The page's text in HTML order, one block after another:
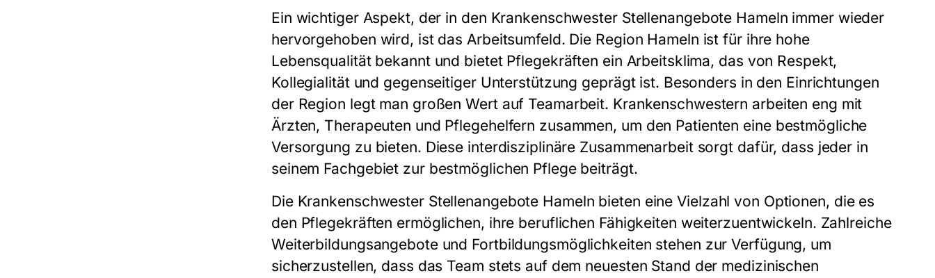
Ein wichtiger Aspekt, der in den Krankenschwester Stellenangebote Hameln immer wieder
hervorgehoben wird, ist das Arbeitsumfeld. Die Region Hameln ist für ihre hohe
Lebensqualität bekannt und bietet Pflegekräften ein Arbeitsklima, das von Respekt,
Kollegialität und gegenseitiger Unterstützung geprägt ist. Besonders in den Einrichtungen
der Region legt man großen Wert auf Teamarbeit. Krankenschwestern arbeiten eng mit
Ärzten, Therapeuten und Pflegehelfern zusammen, um den Patienten eine bestmögliche
Versorgung zu bieten. Diese interdisziplinäre Zusammenarbeit sorgt dafür, dass jeder in
seinem Fachgebiet zur bestmöglichen Pflege beiträgt.
Die Krankenschwester Stellenangebote Hameln bieten eine Vielzahl von Optionen, die es
den Pflegekräften ermöglichen, ihre beruflichen Fähigkeiten weiterzuentwickeln. Zahlreiche
Weiterbildungsangebote und Fortbildungsmöglichkeiten stehen zur Verfügung, um
sicherzustellen, dass das Team stets auf dem neuesten Stand der medizinischen